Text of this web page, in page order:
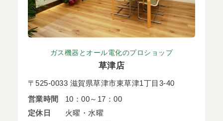
ガス機器とオール電化のプロショップ
草津店
〒525-0033 滋賀県草津市東草津1丁目3-40
営業時間
10：00～17：00
定休日
火曜・水曜